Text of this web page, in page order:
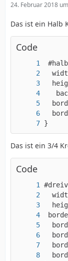
24. Februar 2018
Das ist ein Halb
Code
}
Das ist ein 3/4
Code